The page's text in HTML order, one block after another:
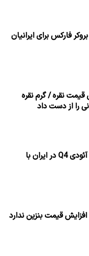
فارکس برای ایرانیان
تومانی قیمت نقره / گرم نقره
شرایط جدید فروش آئودی Q4 در ایران با
قیمت بنزین ندارد